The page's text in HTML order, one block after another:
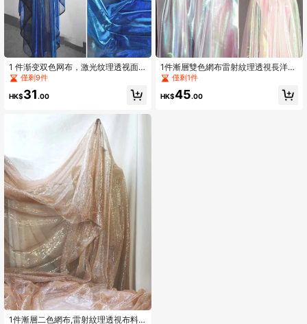
1 件渐变双色网布，激光纹理透视面
料长裙披肩创意手工面料
僅剩9件
HK$31.00
1件漸層二色網布,雷射紋理透視布料
1件漸層雙色網布雷射紋理透視長洋裝
披肩創意手工布料
僅剩1件
HK$45.00